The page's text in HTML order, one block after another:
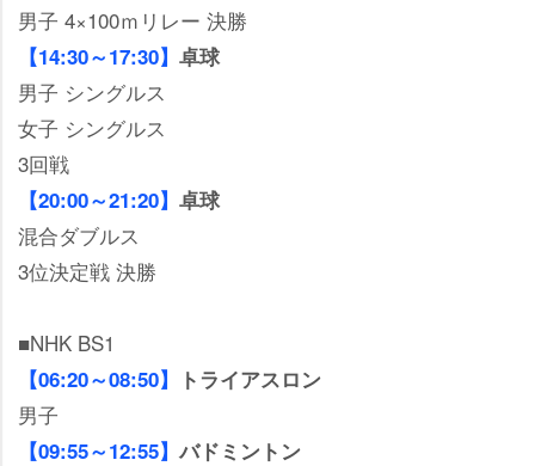
男子 4×100ｍリレー 決勝
【14:30～17:30】 卓球
男子 シングルス
女子 シングルス
3回戦
【20:00～21:20】 卓球
混合ダブルス
3位決定戦 決勝
■NHK BS1
【06:20～08:50】 トライアスロン
男子
【09:55～12:55】バドミントン